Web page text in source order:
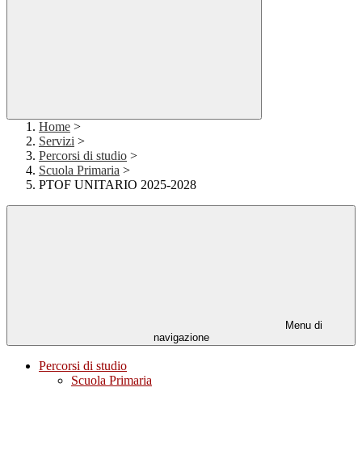
Home >
Servizi >
Percorsi di studio >
Scuola Primaria >
PTOF UNITARIO 2025-2028
Menu di
navigazione
Percorsi di studio
Scuola Primaria